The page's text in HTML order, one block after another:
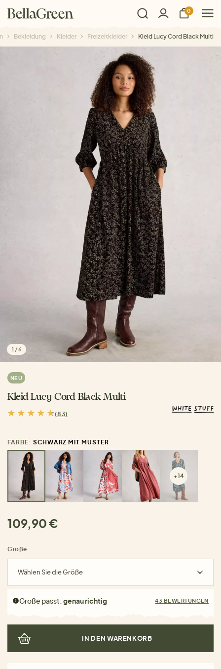
0
Bekleidung Kleider Freizeitkleider Kleid Lucy Cord Black Multi
1 /6
NEU
Kleid Lucy Cord Black Multi
(83)
FARBE: SCHWARZ MIT MUSTER
+14
109,90 €
Größe
Wählen Sie die Größe
Größe passt:genau richtig 43 BEWERTUNGEN
IN DEN WARENKORB